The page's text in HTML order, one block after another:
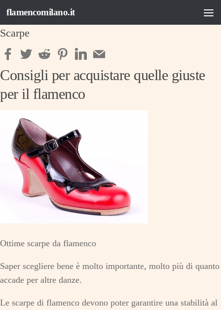
Salta al contenuto
flamencomilano.it
Scarpe
Consigli per acquistare quelle giuste
per il flamenco
Ottime scarpe da flamenco
Saper scegliere bene è molto importante, molto più di quanto
accade per altre danze.
Le scarpe di flamenco devono poter garantire una stabilità al